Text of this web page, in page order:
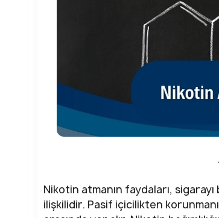
Nikotin atmanın faydaları,
ilişkilidir. Pasif içicilikten